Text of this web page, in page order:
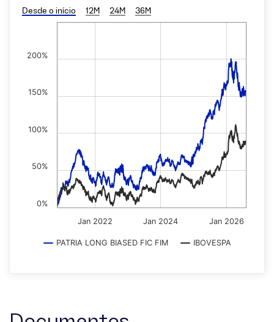
Desde o início 12M 24M 36M
PATRIA LONG BIASED FIC FIM IBOVESPA
Jan 2022 Jan 2024 Jan 2026
0%
50%
100%
150%
200%